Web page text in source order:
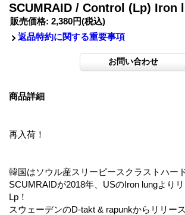
SCUMRAID / Control (Lp) Iron
販売価格: 2,380円(税込)
返品特約に関する重要事項
商品詳細
再入荷！
韓国はソウル産スリーピースクラストハー
SCUMRAIDが2018年、USのIron lungより
Lp！
スウェーデンのD-takt & rapunkからリリー